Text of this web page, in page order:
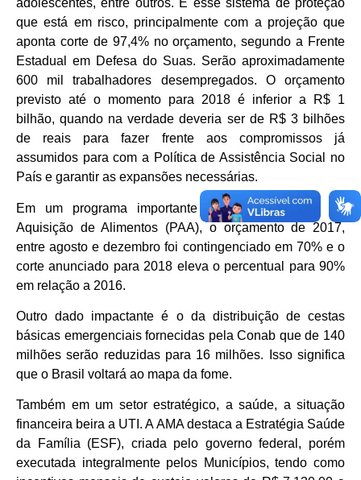
adolescentes, entre outros. É esse sistema de proteção
que está em risco, principalmente com a projeção que
aponta corte de 97,4% no orçamento, segundo a Frente
Estadual em Defesa do Suas. Serão aproximadamente
600 mil trabalhadores desempregados. O orçamento
previsto até o momento para 2018 é inferior a R$ 1
bilhão, quando na verdade deveria ser de R$ 3 bilhões
de reais para fazer frente aos compromissos já
assumidos para com a Política de Assistência Social no
País e garantir as expansões necessárias.
Em um programa importante como o Programa de
Aquisição de Alimentos (PAA), o orçamento de 2017,
entre agosto e dezembro foi contingenciado em 70% e o
corte anunciado para 2018 eleva o percentual para 90%
em relação a 2016.
Outro dado impactante é o da distribuição de cestas
básicas emergenciais fornecidas pela Conab que de 140
milhões serão reduzidas para 16 milhões. Isso significa
que o Brasil voltará ao mapa da fome.
Também em um setor estratégico, a saúde, a situação
financeira beira a UTI. A AMA destaca a Estratégia Saúde
da Família (ESF), criada pelo governo federal, porém
executada integralmente pelos Municípios, tendo como